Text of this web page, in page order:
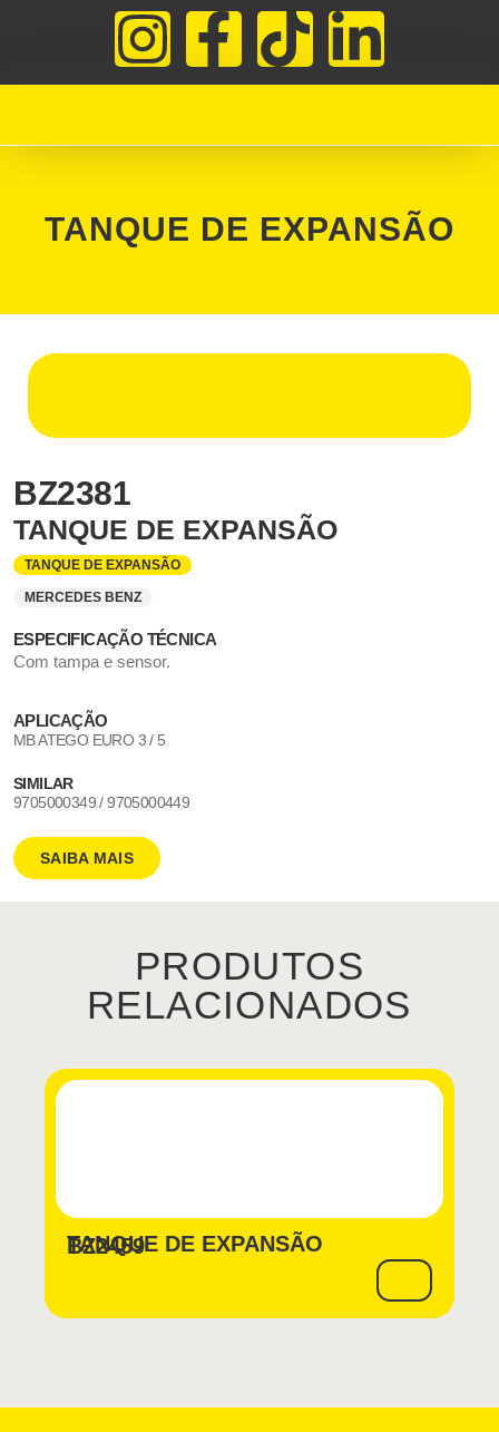
TANQUE DE EXPANSÃO
BZ2381
TANQUE DE EXPANSÃO
TANQUE DE EXPANSÃO
MERCEDES BENZ
ESPECIFICAÇÃO TÉCNICA
Com tampa e sensor.
APLICAÇÃO
MB ATEGO EURO 3 / 5
SIMILAR
9705000349 / 9705000449
SAIBA MAIS
PRODUTOS
RELACIONADOS
BZ2459
TANQUE DE EXPANSÃO